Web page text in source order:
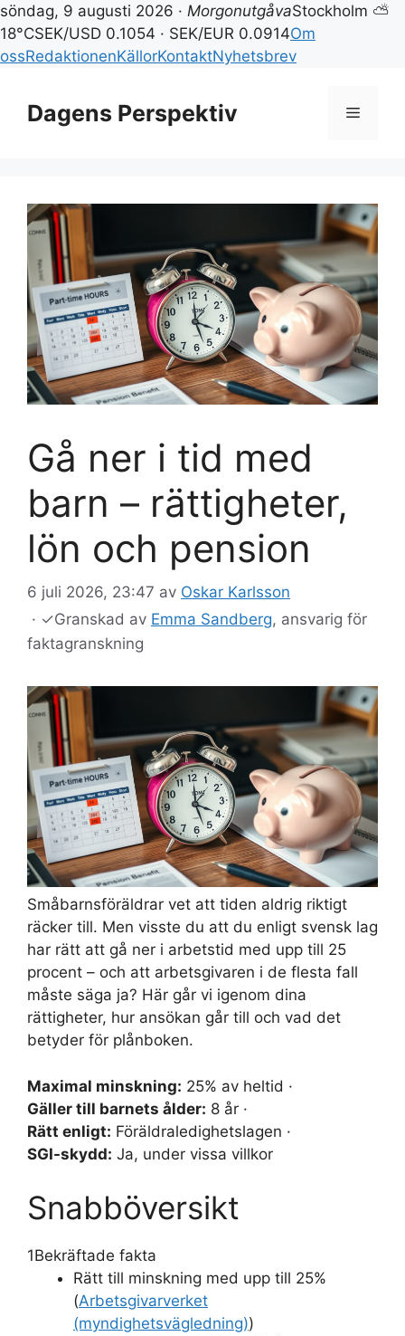
söndag, 9 augusti 2026 · MorgonutgåvaStockholm ⛅
18°CSEK/USD 0.1054 · SEK/EUR 0.0914Om
ossRedaktionenKällorKontaktNyhetsbrev
innehållDagens Perspektiv Meny
Gå ner i tid med
barn – rättigheter,
lön och pension
6 juli 2026, 23:47 av Oskar Karlsson
· ✓Granskad av Emma Sandberg, ansvarig för
faktagranskning
Småbarnsföräldrar vet att tiden aldrig riktigt
räcker till. Men visste du att du enligt svensk lag
har rätt att gå ner i arbetstid med upp till 25
procent – och att arbetsgivaren i de flesta fall
måste säga ja? Här går vi igenom dina
rättigheter, hur ansökan går till och vad det
betyder för plånboken.
Maximal minskning: 25% av heltid ·
Gäller till barnets ålder: 8 år ·
Rätt enligt: Föräldraledighetslagen ·
SGI-skydd: Ja, under vissa villkor
Snabböversikt
1Bekräftade fakta
Rätt till minskning med upp till 25%
(Arbetsgivarverket
(myndighetsvägledning))